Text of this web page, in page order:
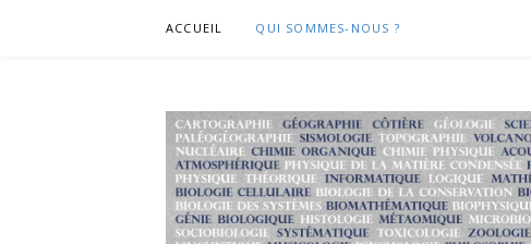
ACCUEIL QUI SOMMES-NOUS ?